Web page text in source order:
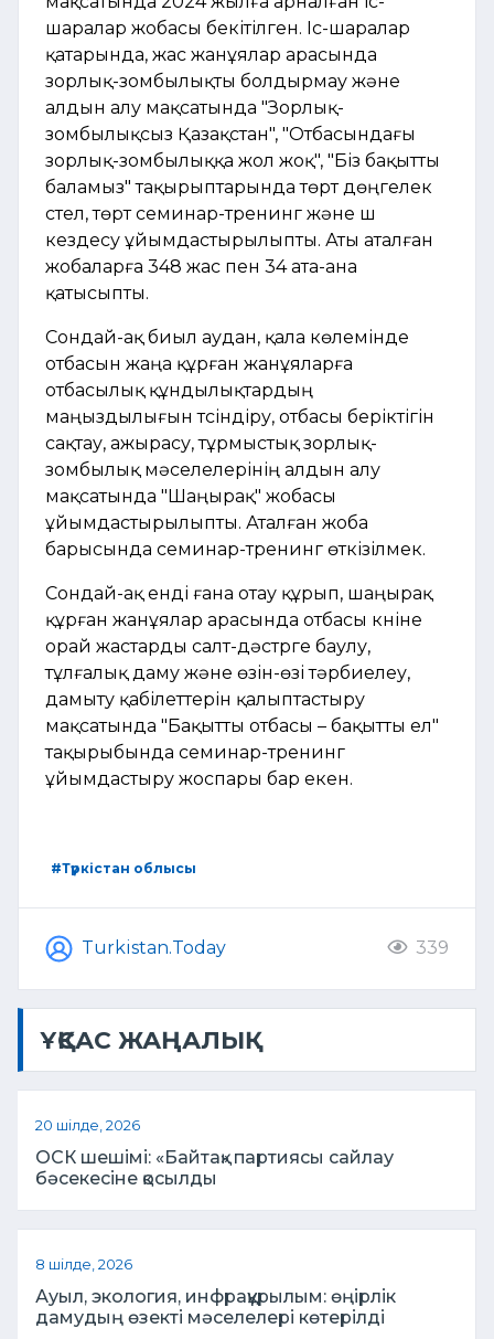
шаралар жобасы бекітілген. Іс-шаралар
қатарында, жас жанұялар арасында
зорлық-зомбылықты болдырмау және
алдын алу мақсатында "Зорлық-
зомбылықсыз Қазақстан", "Отбасындағы
зорлық-зомбылыққа жол жоқ", "Біз бақытты
баламыз" тақырыптарында төрт дөңгелек
үстел, төрт семинар-тренинг және үш
кездесу ұйымдастырылыпты. Аты аталған
жобаларға 348 жас пен 34 ата-ана
қатысыпты.
Сондай-ақ биыл аудан, қала көлемінде
отбасын жаңа құрған жанұяларға
отбасылық құндылықтардың
маңыздылығын түсіндіру, отбасы беріктігін
сақтау, ажырасу, тұрмыстық зорлық-
зомбылық мәселелерінің алдын алу
мақсатында "Шаңырақ" жобасы
ұйымдастырылыпты. Аталған жоба
барысында семинар-тренинг өткізілмек.
Сондай-ақ енді ғана отау құрып, шаңырақ
құрған жанұялар арасында отбасы күніне
орай жастарды салт-дәстүрге баулу,
тұлғалық даму және өзін-өзі тəрбиелеу,
дамыту қабілеттерін қалыптастыру
мақсатында "Бақытты отбасы – бақытты ел"
тақырыбында семинар-тренинг
ұйымдастыру жоспары бар екен.
#Түркістан облысы
Turkistan.Today 339
ҰҚСАС ЖАҢАЛЫҚ
20 шілде, 2026
ОСК шешімі: «Байтақ» партиясы сайлау
бәсекесіне қосылды
8 шілде, 2026
Ауыл, экология, инфрақұрылым: өңірлік
дамудың өзекті мәселелері көтерілді